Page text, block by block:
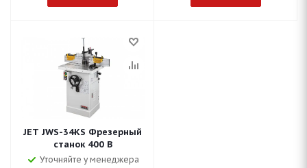
JET JWS-34KS Фрезерный
станок 400 В
Уточняйте у менеджера